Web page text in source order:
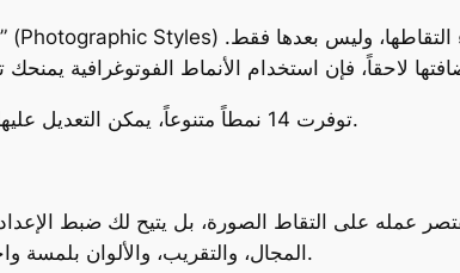
مع iPhone 16، توفرت 14 نمطاً متنوعاً، يمكن التعديل عليها أو إنشاء نمط جديد كلياً يعكس ذوقك الخاص.
المجال، والتقريب، والألوان بلمسة واحدة، لتمنحك تجربة تصوير أقرب ما تكون للكاميرات الاحترافية.